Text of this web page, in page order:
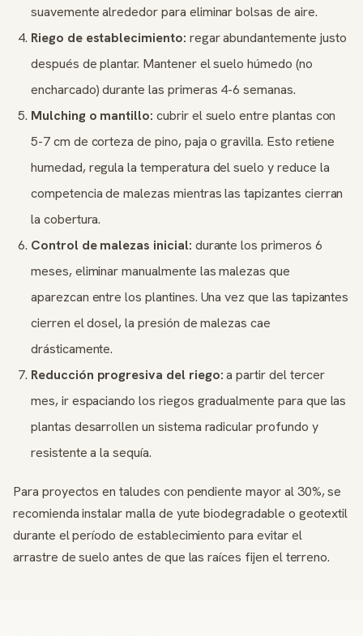
suavemente alrededor para eliminar bolsas de aire.
Riego de establecimiento: regar abundantemente justo
después de plantar. Mantener el suelo húmedo (no
encharcado) durante las primeras 4-6 semanas.
Mulching o mantillo: cubrir el suelo entre plantas con
5-7 cm de corteza de pino, paja o gravilla. Esto retiene
humedad, regula la temperatura del suelo y reduce la
competencia de malezas mientras las tapizantes cierran
la cobertura.
Control de malezas inicial: durante los primeros 6
meses, eliminar manualmente las malezas que
aparezcan entre los plantines. Una vez que las tapizantes
cierren el dosel, la presión de malezas cae
drásticamente.
Reducción progresiva del riego:a partir del tercer
mes, ir espaciando los riegos gradualmente para que las
plantas desarrollen un sistema radicular profundo y
resistente a la sequía.
Para proyectos en taludes con pendiente mayor al 30%, se
recomienda instalar malla de yute biodegradable o geotextil
durante el período de establecimiento para evitar el
arrastre de suelo antes de que las raíces fijen el terreno.